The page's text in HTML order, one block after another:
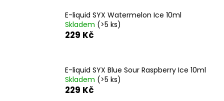
E-liquid SYX Watermelon Ice 10ml
Skladem (>5 ks)
229 Kč
E-liquid SYX Blue Sour Raspberry Ice 10ml
Skladem (>5 ks)
229 Kč